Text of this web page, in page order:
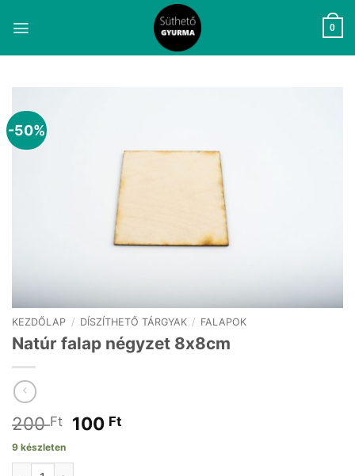
0
-50%
KEZDŐLAP / DÍSZÍTHETŐ TÁRGYAK / FALAPOK
Natúr falap négyzet 8x8cm
200Ft
Original
was:
100 FtCurrent
9 készleten
Natúr falap négyzet 8x8cm mennyiség